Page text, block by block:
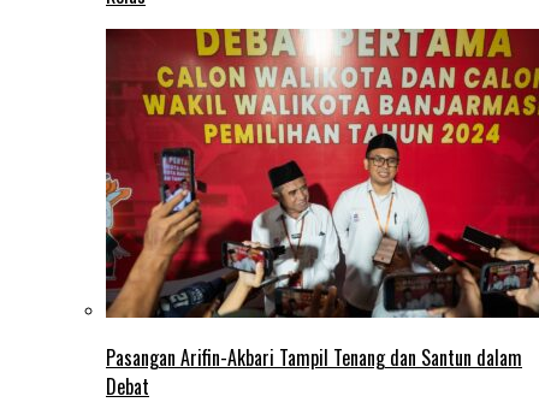
Pasangan Arifin-Akbari Tampil Tenang dan Santun dalam
Debat